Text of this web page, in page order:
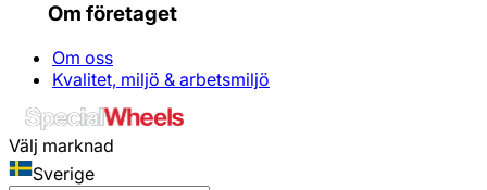
Om företaget
Om oss
Kvalitet, miljö & arbetsmiljö
Välj marknad
Sverige